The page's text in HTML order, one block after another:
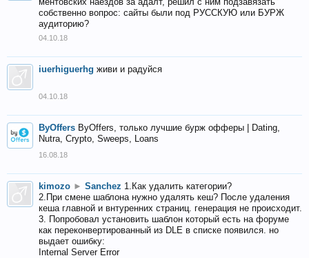
собственно вопрос: сайты были под РУССКУЮ или БУРЖ
аудиторию?
04.10.18
iuerhiguerhg живи и радуйся
04.10.18
ByOffers ByOffers, только лучшие бурж офферы | Dating,
Nutra, Crypto, Sweeps, Loans
16.08.18
kimozo ► Sanchez 1.Как удалить категории?
2.При смене шаблона нужно удалять кеш? После удаления
кеша главной и внтуренних страниц. генерация не происходит.
3. Попробовал установить шаблон который есть на форуме
как переконвертированный из DLE в списке появился. но
выдает ошибку:
Internal Server Error